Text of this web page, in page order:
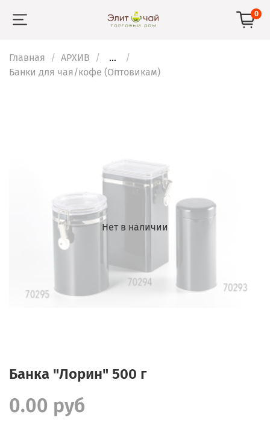
0
Главная АРХИВ
...
Банки для чая/кофе (Оптовикам)
Нет в наличии
Банка "Лорин" 500 г
0.00 руб